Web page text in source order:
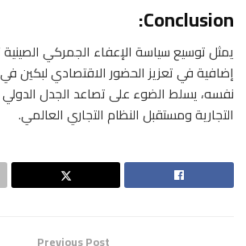
Conclusion:
يمثل توسيع سياسة الإعفاء الجمركي
إضافية في تعزيز الحضور الاقتصادي لبكين
نفسه، يسلط الضوء على تصاعد الجدل الدولي
التجارية ومستقبل النظام التجاري العالمي.
Previous Post